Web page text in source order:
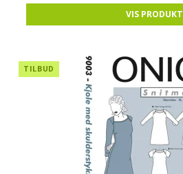
VIS PRODUKT
TILBUD